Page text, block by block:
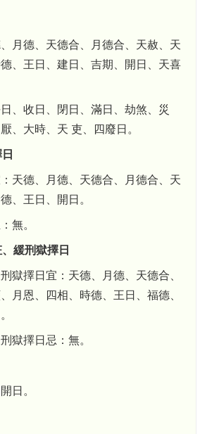
月德、天德合、月德合、天赦、天
、王日、建日、吉期、開日、天喜
、收日、閉日、滿日、劫煞、災
、大時、天 吏、四廢日。
天德、月德、天德合、月德合、天
、王日、開日。
無。
緩刑獄擇日
獄擇日宜：天德、月德、天德合、
月恩、四相、時德、王日、福德、
獄擇日忌：無。
日。